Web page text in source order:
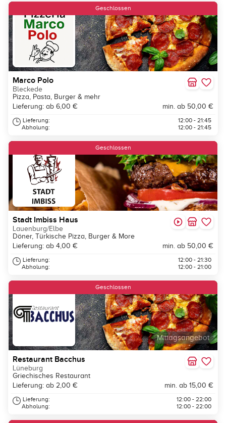
Geschlossen
Marco Polo
Bleckede
Pizza, Pasta, Burger & mehr
Lieferung: ab 6,00 €
min. ab 50,00 €
Lieferung:
Abholung:
12:00 - 21:45
12:00 - 21:45
Geschlossen
Stadt Imbiss Haus
Lauenburg/Elbe
Döner, Türkische Pizza, Burger & More
Lieferung: ab 4,00 €
min. ab 50,00 €
Lieferung:
Abholung:
12:00 - 21:30
12:00 - 21:00
Mittagsangebot
Geschlossen
Restaurant Bacchus
Lüneburg
Griechisches Restaurant
Lieferung: ab 2,00 €
min. ab 15,00 €
Lieferung:
Abholung:
12:00 - 22:00
12:00 - 22:00